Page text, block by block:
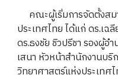
คณะผู้เริ่มการจัดตั้งส
ประเทศไทย ได้แก่ ดร.เ
ดร.ธงชัย ชิวปรีชา รองผู้อ
เสนา หัวหน้าสำนักงานบ
วิทยาศาสตร์แห่งประเทศ